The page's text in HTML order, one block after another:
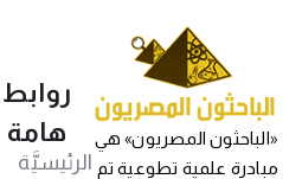
«الباحثون المصريون» هي
مبادرة علمية تطوعية تم
روابط
هامة
الرئيسيَّة